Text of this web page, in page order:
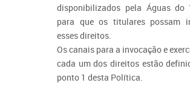
disponibilizados pela Águas do
para que os titulares possam
esses direitos.
Os canais para a invocação e
cada um dos direitos estão
ponto 1 desta Política.